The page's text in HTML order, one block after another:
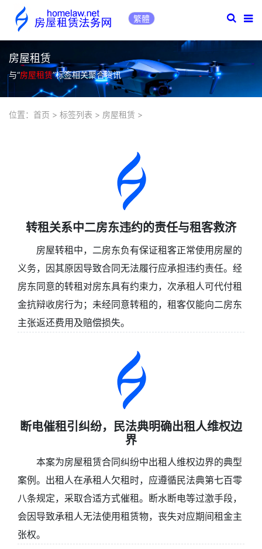
繁體
房屋租赁
与“房屋租赁”标签相关聚合资讯
位置： 首页 > 标签列表 > 房屋租赁 >
转租关系中二房东违约的责任与租客救济
房屋转租中，二房东负有保证租客正常使用房屋的
义务，因其原因导致合同无法履行应承担违约责任。经
房东同意的转租对房东具有约束力，次承租人可代付租
金抗辩收房行为；未经同意转租的，租客仅能向二房东
主张返还费用及赔偿损失。
断电催租引纠纷，民法典明确出租人维权边
界
本案为房屋租赁合同纠纷中出租人维权边界的典型
案例。出租人在承租人欠租时，应遵循民法典第七百零
八条规定，采取合适方式催租。断水断电等过激手段，
会因导致承租人无法使用租赁物，丧失对应期间租金主
张权。